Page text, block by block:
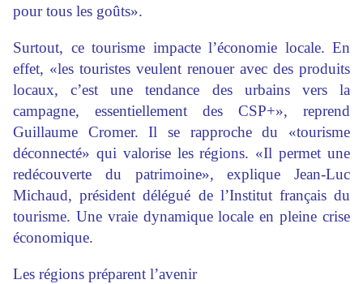
pour tous les goûts».
Surtout, ce tourisme impacte l’économie locale. En
effet, «les touristes veulent renouer avec des produits
locaux, c’est une tendance des urbains vers la
campagne, essentiellement des CSP+», reprend
Guillaume Cromer. Il se rapproche du «tourisme
déconnecté» qui valorise les régions. «Il permet une
redécouverte du patrimoine», explique Jean-Luc
Michaud, président délégué de l’Institut français du
tourisme. Une vraie dynamique locale en pleine crise
économique.
Les régions préparent l’avenir